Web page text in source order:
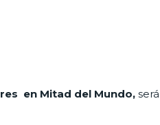
en Mitad del Mundo,